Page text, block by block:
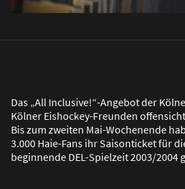
Das „All Inclusive!“-Angebot der
Kölner Eishockey-Freunden
Bis zum zweiten Mai-Wochenende
3.000 Haie-Fans ihr Saisonticket für
beginnende DEL-Spielzeit 2003/2004